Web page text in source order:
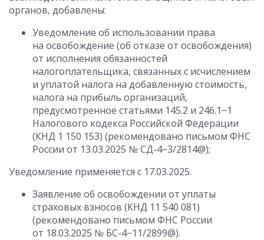
органов, добавлены:
Уведомление об использовании права
на освобождение (об отказе от освобождения)
от исполнения обязанностей
налогоплательщика, связанных с исчислением
и уплатой налога на добавленную стоимость,
налога на прибыль организаций,
предусмотренное статьями 145.2 и 246.1−1
Налогового кодекса Российской Федерации
(КНД 1 150 153) (рекомендовано письмом ФНС
России от 13.03.2025 № СД-4−3/2814@);
Уведомление применяется с 17.03.2025.
Заявление об освобождении от уплаты
страховых взносов (КНД 11 540 081)
(рекомендовано письмом ФНС России
от 18.03.2025 № БС-4−11/2899@).